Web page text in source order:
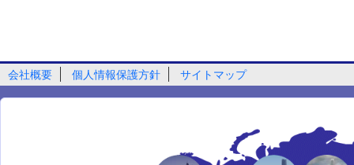
会社概要 個人情報保護方針 サイトマップ